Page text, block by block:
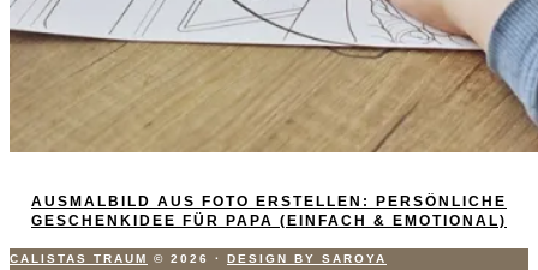
AUSMALBILD AUS FOTO ERSTELLEN: PERSÖNLICHE
GESCHENKIDEE FÜR PAPA (EINFACH & EMOTIONAL)
CALISTAS TRAUM © 2026 · DESIGN BY SAROYA